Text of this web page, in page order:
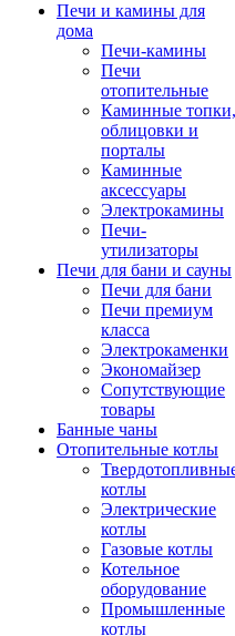
Печи и камины для
дома
Печи-камины
Печи
отопительные
Каминные топки,
облицовки и
порталы
Каминные
аксессуары
Электрокамины
Печи-
утилизаторы
Печи для бани и сауны
Печи для бани
Печи премиум
класса
Электрокаменки
Экономайзер
Сопутствующие
товары
Банные чаны
Отопительные котлы
котлы
Электрические
котлы
Газовые котлы
Котельное
оборудование
Промышленные
котлы